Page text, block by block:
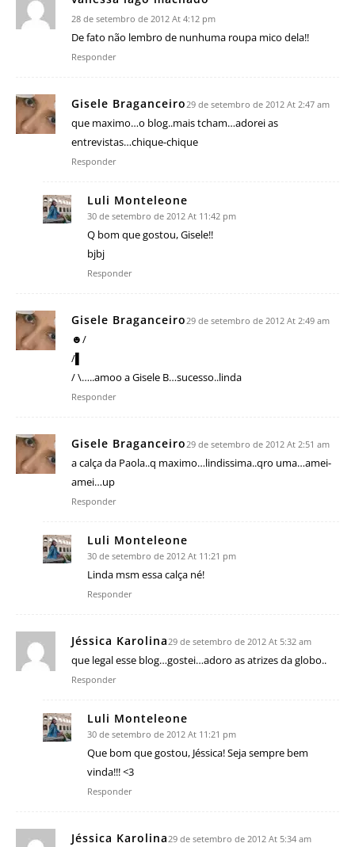
28 de setembro de 2012 At 4:12 pm
De fato não lembro de nunhuma roupa mico dela!!
Responder
Gisele Braganceiro29 de setembro de 2012 At 2:47 am
que maximo…o blog..mais tcham…adorei as
entrevistas…chique-chique
Responder
Luli Monteleone
30 de setembro de 2012 At 11:42 pm
Q bom que gostou, Gisele!!
bjbj
Responder
Gisele Braganceiro29 de setembro de 2012 At 2:49 am
☻/
/▌
/ \…..amoo a Gisele B…sucesso..linda
Responder
Gisele Braganceiro29 de setembro de 2012 At 2:51 am
a calça da Paola..q maximo…lindissima..qro uma…amei-
amei…up
Responder
Luli Monteleone
30 de setembro de 2012 At 11:21 pm
Linda msm essa calça né!
Responder
Jéssica Karolina29 de setembro de 2012 At 5:32 am
que legal esse blog…gostei…adoro as atrizes da globo..
Responder
Luli Monteleone
30 de setembro de 2012 At 11:21 pm
Que bom que gostou, Jéssica! Seja sempre bem
vinda!!! <3
Responder
Jéssica Karolina29 de setembro de 2012 At 5:34 am